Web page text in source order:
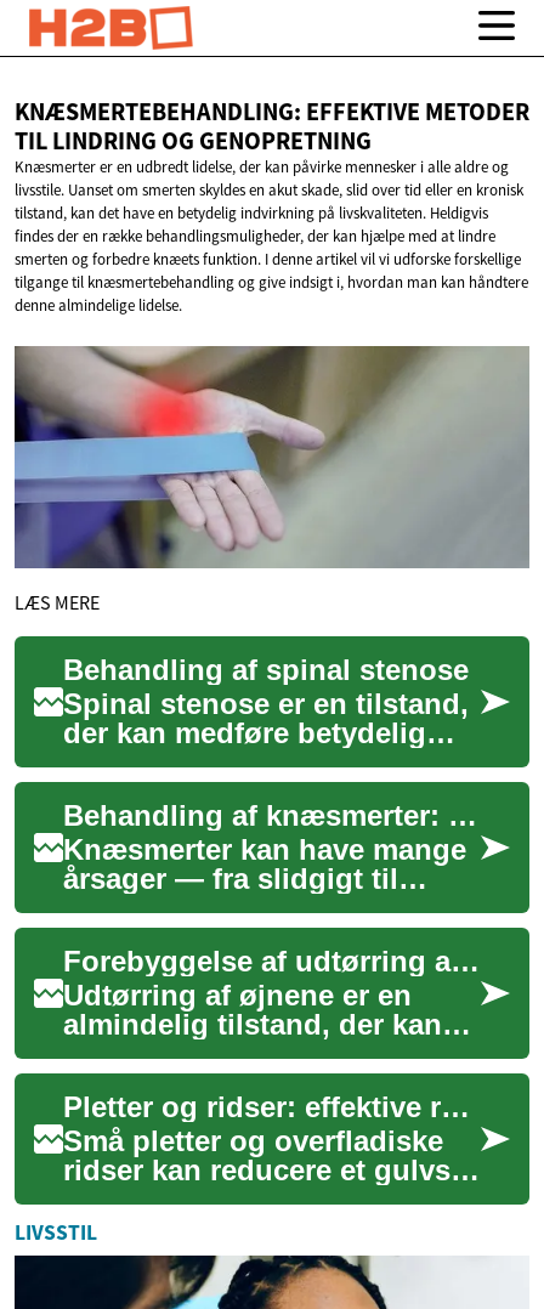
KNÆSMERTEBEHANDLING: EFFEKTIVE METODER
TIL LINDRING OG GENOPRETNING
Knæsmerter er en udbredt lidelse, der kan påvirke mennesker i alle aldre og
livsstile. Uanset om smerten skyldes en akut skade, slid over tid eller en kronisk
tilstand, kan det have en betydelig indvirkning på livskvaliteten. Heldigvis
findes der en række behandlingsmuligheder, der kan hjælpe med at lindre
smerten og forbedre knæets funktion. I denne artikel vil vi udforske forskellige
tilgange til knæsmertebehandling og give indsigt i, hvordan man kan håndtere
denne almindelige lidelse.
LÆS MERE
Behandling af spinal stenose
Spinal stenose er en tilstand,
der kan medføre betydelig
smerte og begrænsninger i
dagligdagen. Denne tilstand
opstår...
Behandling af knæsmerter: metoder og muligheder
Knæsmerter kan have mange
årsager — fra slidgigt til
overbelastning eller akut
skade — og påvirker
bevægelighed og li...
Forebyggelse af udtørring af øjnene
Udtørring af øjnene er en
almindelig tilstand, der kan
forårsage betydeligt ubehag
og påvirke den daglige
livskvalite...
Pletter og ridser: effektive reparationsteknikker
Små pletter og overfladiske
ridser kan reducere et gulvs
udseende og følelse, men
mange skader kan repareres
uden ful...
LIVSSTIL